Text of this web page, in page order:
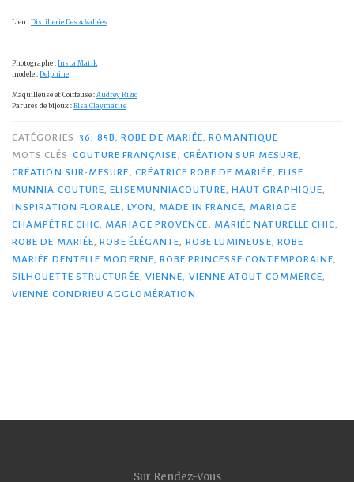
Lieu : Distillerie Des 4 Vallées
Photographe : Insta Matik
modele : Delphine
Maquilleuse et Coiffeuse : Audrey Rizio
Parures de bijoux : Elsa Claymatite
CATÉGORIES 36, 85B,ROBE DE MARIÉE,ROMANTIQUE
MOTS CLÉS COUTURE FRANÇAISE, CRÉATION SUR MESURE,
CRÉATION SUR-MESURE, CRÉATRICE ROBE DE MARIÉE, ELISE
MUNNIA COUTURE,ELISEMUNNIACOUTURE, HAUT GRAPHIQUE,
INSPIRATION FLORALE, LYON, MADE IN FRANCE, MARIAGE
CHAMPÊTRE CHIC, MARIAGE PROVENCE, MARIÉE NATURELLE CHIC,
ROBE DE MARIÉE,ROBE ÉLÉGANTE, ROBE LUMINEUSE, ROBE
MARIÉE DENTELLE MODERNE,ROBE PRINCESSE CONTEMPORAINE,
SILHOUETTE STRUCTURÉE, VIENNE, VIENNE ATOUT COMMERCE,
VIENNE CONDRIEU AGGLOMÉRATION
Sur Rendez-Vous